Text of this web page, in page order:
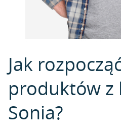
Jak
produktów
Sonia?